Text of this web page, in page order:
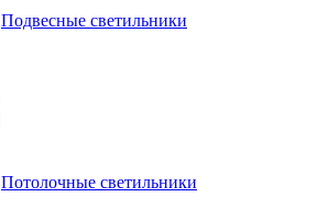
Подвесные светильники
Потолочные светильники